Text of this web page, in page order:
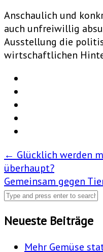
Anschaulich und
auch unfreiwillig
Ausstellung die
wirtschaftlichen
Post
navigation
← Glücklich werden
überhaupt?
Gemeinsam gegen
Neueste Beiträge
Mehr Gemüse